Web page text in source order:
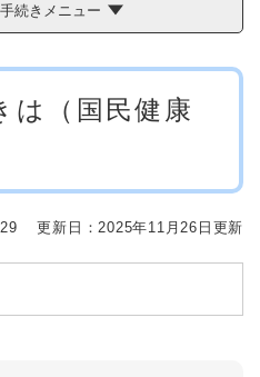
続きメニュー
は（国民健康
更新日：2025年11月26日更新